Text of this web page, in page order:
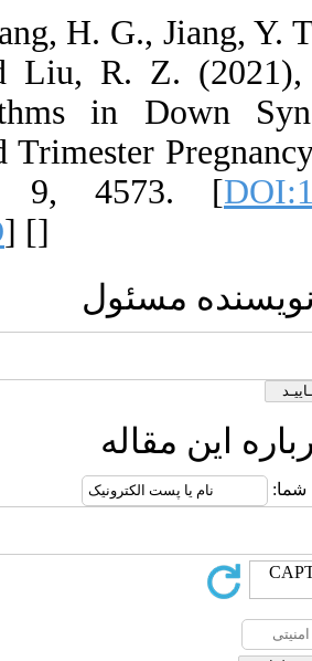
20. Zhang, H.
N. and Liu, R.
Algorithms in
Second
Cases, 9,